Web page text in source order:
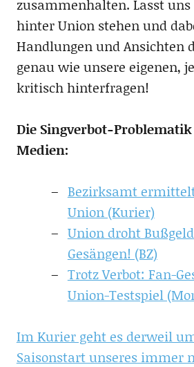
zusammenhalten. Lasst
hinter Union stehen und
Handlungen und Ansichten
genau wie unsere eigenen,
kritisch hinterfragen!
Die Singverbot-
Medien:
Bezirksamt ermittelt
Union (Kurier)
Union droht
Gesängen! (BZ)
Trotz Verbot: Fan-
Union-Testspiel
Im Kurier geht es derweil
Saisonstart unseres immer